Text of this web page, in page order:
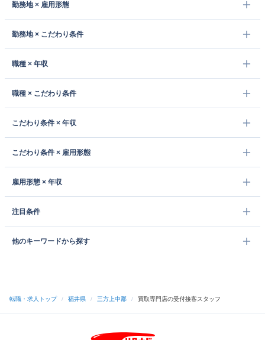
勤務地 × 雇用形態
勤務地 × こだわり条件
職種 × 年収
職種 × こだわり条件
こだわり条件 × 年収
こだわり条件 × 雇用形態
雇用形態 × 年収
注目条件
他のキーワードから探す
転職・求人トップ / 福井県 / 三方上中郡 / 買取専門店の受付接客スタッフ